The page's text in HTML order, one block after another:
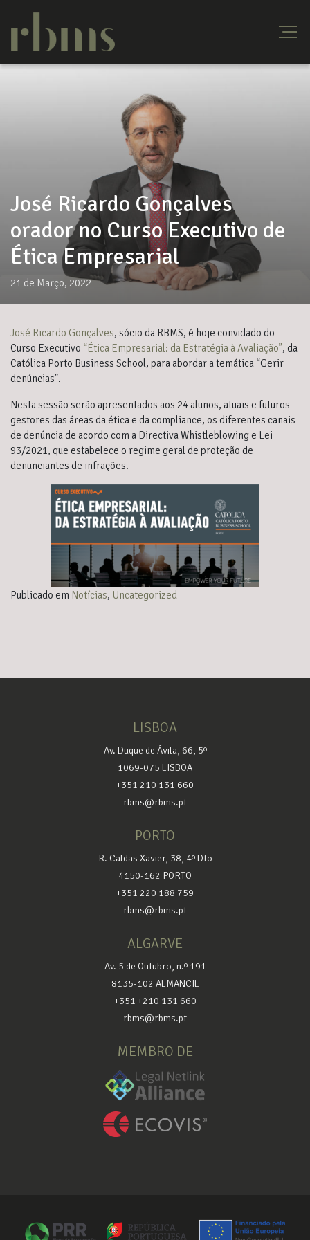
José Ricardo Gonçalves
orador no Curso Executivo de
Ética Empresarial
21 de Março, 2022
José Ricardo Gonçalves, sócio da RBMS, é hoje convidado do
Curso Executivo “Ética Empresarial: da Estratégia à Avaliação”, da
Católica Porto Business School, para abordar a temática “Gerir
denúncias”.
Nesta sessão serão apresentados aos 24 alunos, atuais e futuros
gestores das áreas da ética e da compliance, os diferentes canais
de denúncia de acordo com a Directiva Whistleblowing e Lei
93/2021, que estabelece o regime geral de proteção de
denunciantes de infrações.
Publicado em Notícias, Uncategorized
LISBOA
Av. Duque de Ávila, 66, 5º
1069-075 LISBOA
+351 210 131 660
rbms@rbms.pt
PORTO
R. Caldas Xavier, 38, 4º Dto
4150-162 PORTO
+351 220 188 759
rbms@rbms.pt
ALGARVE
Av. 5 de Outubro, n.º 191
8135-102 ALMANCIL
+351 +210 131 660
rbms@rbms.pt
MEMBRO DE